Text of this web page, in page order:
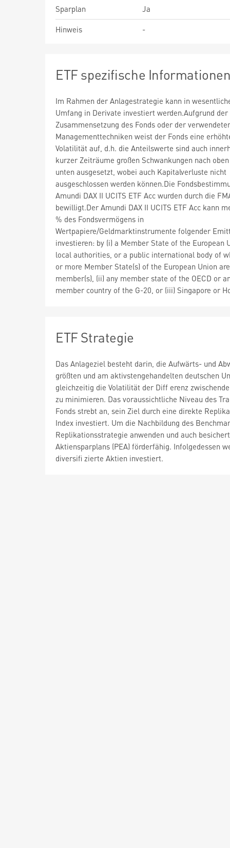
Sparplan
Ja
Hinweis
-
ETF spezifische
Im Rahmen der Anlagestrategie kann in
Umfang in Derivate investiert werden.Aufgrund der
Zusammensetzung des Fonds oder der
Managementtechniken weist der Fonds eine
Volatilität auf, d.h. die Anteilswerte sind auch
kurzer Zeiträume großen Schwankungen nach
unten ausgesetzt, wobei auch Kapitalverluste nicht
ausgeschlossen werden können.Die
Amundi DAX II UCITS ETF Acc wurden durch die
bewilligt.Der Amundi DAX II UCITS ETF Acc kann
% des Fondsvermögens in
Wertpapiere/Geldmarktinstrumente folgender
investieren: by (i) a Member State of the European
local authorities, or a public international body of
or more Member State(s) of the European Union are
member(s), (ii) any member state of the OECD or
member country of the G-20, or (iii) Singapore or
ETF Strategie
Das Anlageziel besteht darin, die Aufwärts- und
größten und am aktivstengehandelten deutschen
gleichzeitig die Volatilität der Diff erenz
zu minimieren. Das voraussichtliche Niveau des
Fonds strebt an, sein Ziel durch eine direkte
Index investiert. Um die Nachbildung des
Replikationsstrategie anwenden und auch
Aktiensparplans (PEA) förderfähig. Infolgedessen
diversifi zierte Aktien investiert.